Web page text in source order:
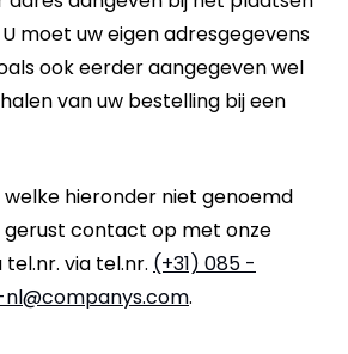
moet uw eigen adresgegevens
ook eerder aangegeven wel
van uw bestelling bij een
hieronder niet genoemd
gerust contact op met onze
via tel.nr. (+31) 085 -
.